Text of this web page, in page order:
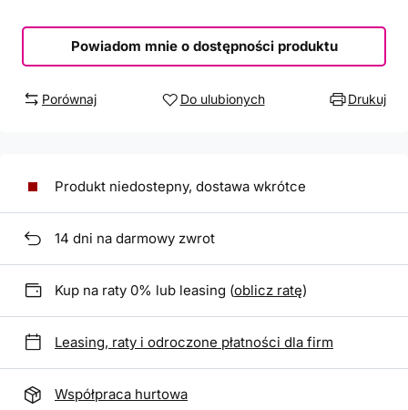
Powiadom mnie o dostępności produktu
Porównaj Do ulubionych Drukuj
Produkt niedostepny, dostawa wkrótce
14 dni na darmowy zwrot
Kup na raty 0% lub leasing (oblicz ratę)
Leasing, raty i odroczone płatności dla firm
Współpraca hurtowa